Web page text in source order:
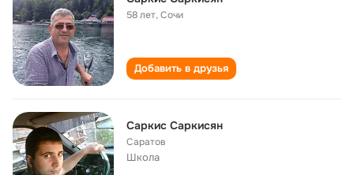
58 лет,Сочи
Добавить в друзья
Саркис Саркисян
Саратов
Школа